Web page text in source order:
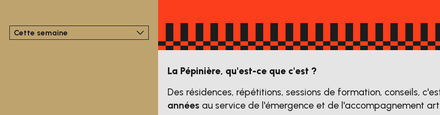
Cette semaine
La Pépinière, qu'est-ce que c'est ?
Des résidences, répétitions, sessions de formation, conseils,
années au service de l'émergence et de l'accompagnement